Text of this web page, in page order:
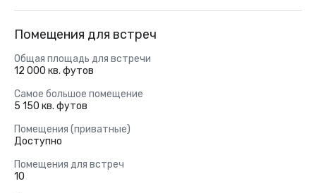
Помещения для встреч
Общая площадь для встречи
12 000 кв. футов
Самое большое помещение
5 150 кв. футов
Помещения (приватные)
Доступно
Помещения для встреч
10